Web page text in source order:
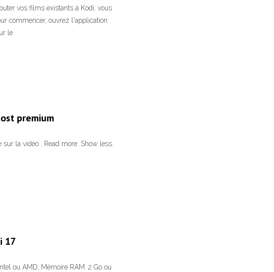
vos films existants à Kodi, vous
commencer, ouvrez l'application
le
premium
la video . Read more. Show less.
17
ou AMD; Mémoire RAM: 2 Go ou